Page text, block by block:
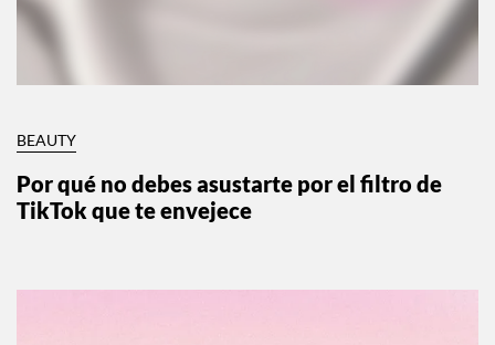
BEAUTY
Por qué no debes asustarte por el filtro de
TikTok que te envejece